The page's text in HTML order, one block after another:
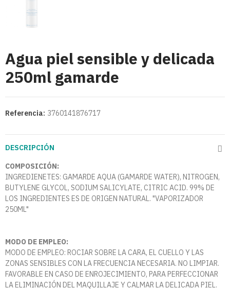
Agua piel sensible y delicada
250ml gamarde
Referencia: 3760141876717
DESCRIPCIÓN
COMPOSICIÓN:
INGREDIENETES: GAMARDE AQUA (GAMARDE WATER), NITROGEN,
BUTYLENE GLYCOL, SODIUM SALICYLATE, CITRIC ACID. 99% DE
LOS INGREDIENTES ES DE ORIGEN NATURAL. "VAPORIZADOR
250ML"
MODO DE EMPLEO:
MODO DE EMPLEO: ROCIAR SOBRE LA CARA, EL CUELLO Y LAS
ZONAS SENSIBLES CON LA FRECUENCIA NECESARIA. NO LIMPIAR.
FAVORABLE EN CASO DE ENROJECIMIENTO, PARA PERFECCIONAR
LA ELIMINACIÓN DEL MAQUILLAJE Y CALMAR LA DELICADA PIEL.